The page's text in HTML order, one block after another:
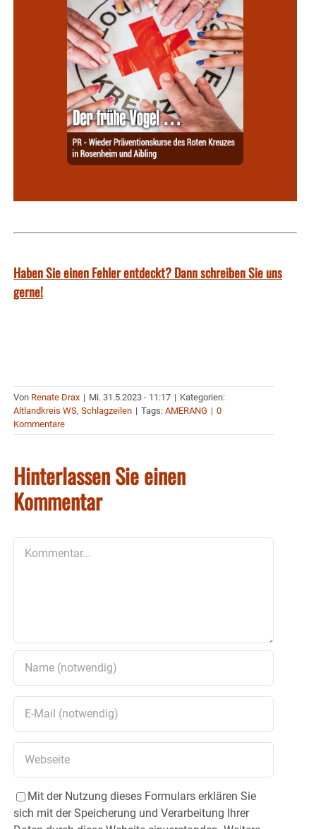
Haben Sie einen Fehler entdeckt? Dann schreiben Sie uns
gerne!
Von Renate Drax | Mi. 31.5.2023 - 11:17 | Kategorien:
Altlandkreis WS, Schlagzeilen | Tags: AMERANG | 0
Kommentare
Hinterlassen Sie einen
Kommentar
Mit der Nutzung dieses Formulars erklären Sie
sich mit der Speicherung und Verarbeitung Ihrer